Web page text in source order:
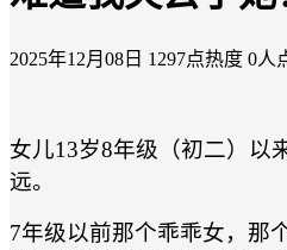
2025年12月08日 1297点热度 0人
女儿13岁8年级（初二）以
远。
7年级以前那个乖乖女，那